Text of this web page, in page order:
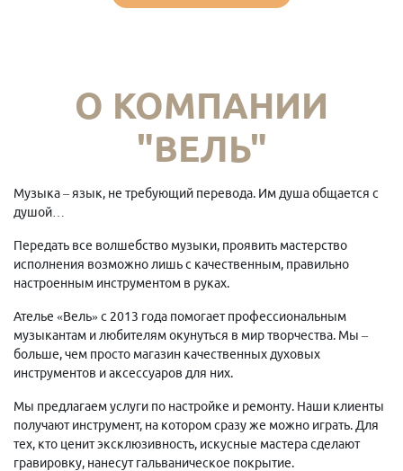
О КОМПАНИИ
"ВЕЛЬ"
Музыка – язык, не требующий перевода. Им душа общается с
душой…
Передать все волшебство музыки, проявить мастерство
исполнения возможно лишь с качественным, правильно
настроенным инструментом в руках.
Ателье «Вель» с 2013 года помогает профессиональным
музыкантам и любителям окунуться в мир творчества. Мы –
больше, чем просто магазин качественных духовых
инструментов и аксессуаров для них.
Мы предлагаем услуги по настройке и ремонту. Наши клиенты
получают инструмент, на котором сразу же можно играть. Для
тех, кто ценит эксклюзивность, искусные мастера сделают
гравировку, нанесут гальваническое покрытие.